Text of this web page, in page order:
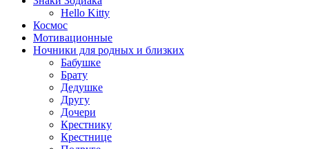
Hello Kitty
Космос
Мотивационные
Ночники для родных и близких
Бабушке
Брату
Дедушке
Другу
Дочери
Крестнику
Крестнице